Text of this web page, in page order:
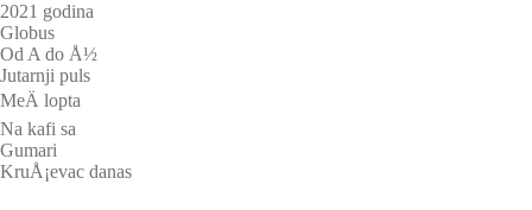
2021 godina
Globus
Od A do Å½
Jutarnji puls
MeÄ lopta
Na kafi sa
Gumari
KruÅ¡evac danas